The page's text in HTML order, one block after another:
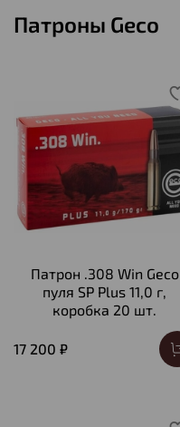
Патроны Geco
Патрон .308 Win Geco
пуля SP Plus 11,0 г,
коробка 20 шт.
17 200 ₽